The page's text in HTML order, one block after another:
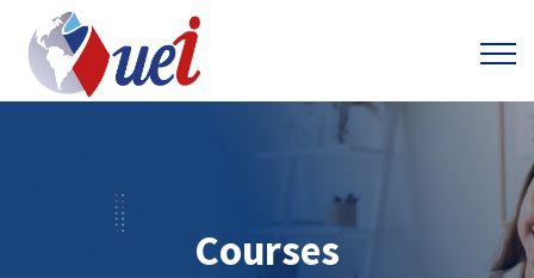
Courses